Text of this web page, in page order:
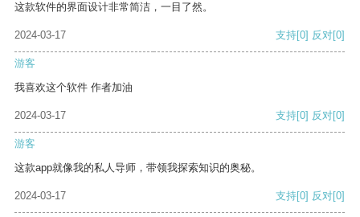
这款软件的界面设计非常简洁，一目了然。
2024-03-17 支持[0] 反对[0]
游客
我喜欢这个软件 作者加油
2024-03-17 支持[0] 反对[0]
游客
这款app就像我的私人导师，带领我探索知识的奥秘。
2024-03-17 支持[0] 反对[0]